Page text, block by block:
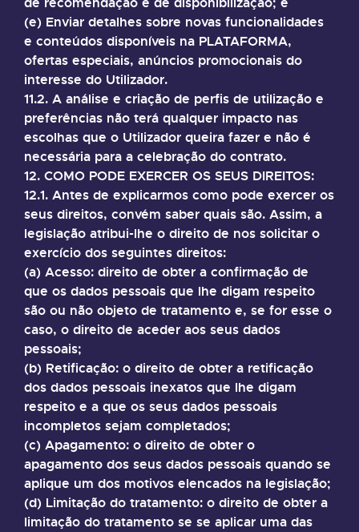
(e) Enviar detalhes sobre novas funcionalidades
e conteúdos disponíveis na PLATAFORMA,
ofertas especiais, anúncios promocionais do
interesse do Utilizador.
11.2. A análise e criação de perfis de utilização e
preferências não terá qualquer impacto nas
escolhas que o Utilizador queira fazer e não é
necessária para a celebração do contrato.
12. COMO PODE EXERCER OS SEUS DIREITOS:
12.1. Antes de explicarmos como pode exercer os
seus direitos, convém saber quais são. Assim, a
legislação atribui-lhe o direito de nos solicitar o
exercício dos seguintes direitos:
(a) Acesso: direito de obter a confirmação de
que os dados pessoais que lhe digam respeito
são ou não objeto de tratamento e, se for esse o
caso, o direito de aceder aos seus dados
pessoais;
(b) Retificação: o direito de obter a retificação
dos dados pessoais inexatos que lhe digam
respeito e a que os seus dados pessoais
incompletos sejam completados;
(c) Apagamento: o direito de obter o
apagamento dos seus dados pessoais quando se
aplique um dos motivos elencados na legislação;
(d) Limitação do tratamento: o direito de obter a
limitação do tratamento se se aplicar uma das